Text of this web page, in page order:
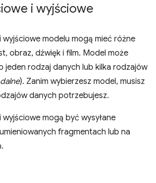
i wyjściowe
wyjściowe modelu mogą mieć różne
obraz, dźwięk i film. Model może
jeden rodzaj danych lub kilka rodzajów
). Zanim wybierzesz model, musisz
danych potrzebujesz.
wyjściowe mogą być wysyłane
fragmentach lub na